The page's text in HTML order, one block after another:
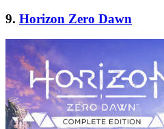
9. Horizon Zero Dawn